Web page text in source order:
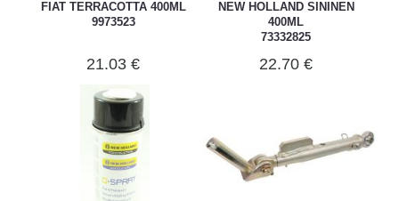
FIAT TERRACOTTA 400ML
9973523
21.03 €
NEW HOLLAND SININEN
400ML
73332825
22.70 €